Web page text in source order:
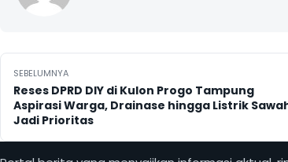
Navigasi pos
SEBELUMNYA
Reses DPRD DIY di Kulon Progo Tampung
Aspirasi Warga, Drainase hingga Listrik
Jadi Prioritas